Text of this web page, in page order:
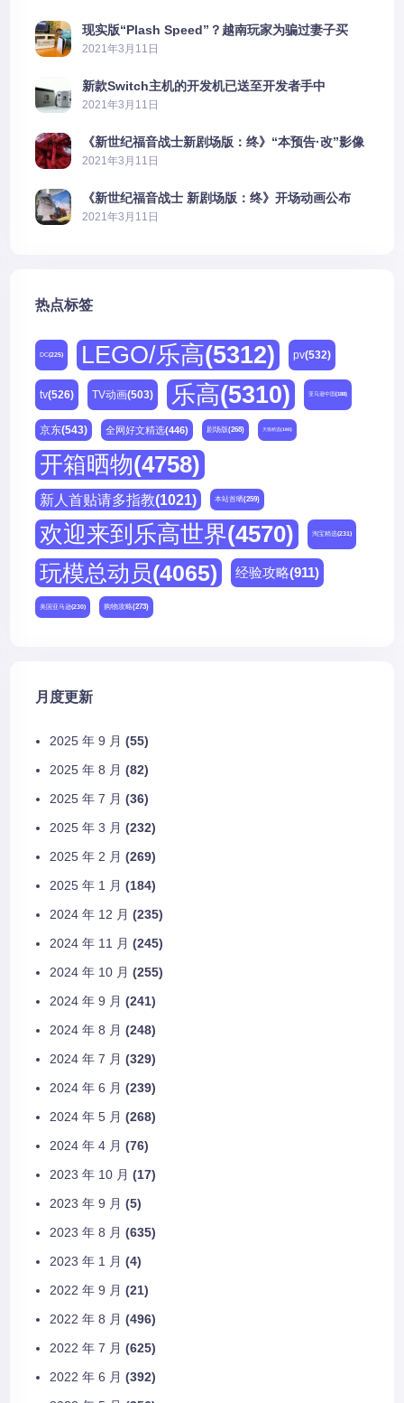
现实版“Plash Speed”？越南玩家为骗过妻子买
PS5上演好戏
2021年3月11日
新款Switch主机的开发机已送至开发者手中
2021年3月11日
《新世纪福音战士新剧场版：终》“本预告·改”影像
公开
2021年3月11日
《新世纪福音战士 新剧场版：终》开场动画公布
2021年3月11日
热点标签
DC(225) LEGO/乐高(5312) pv(532)
tv(526) TV动画(503) 乐高(5310) 亚马逊中国(188)
京东(543) 全网好文精选(446) 剧场版(268) 天猫精选(180)
开箱晒物(4758)
新人首贴请多指教(1021) 本站首晒(259)
欢迎来到乐高世界(4570) 淘宝精选(231)
玩模总动员(4065) 经验攻略(911)
美国亚马逊(230) 购物攻略(273)
月度更新
2025 年 9 月 (55)
2025 年 8 月 (82)
2025 年 7 月 (36)
2025 年 3 月 (232)
2025 年 2 月 (269)
2025 年 1 月 (184)
2024 年 12 月 (235)
2024 年 11 月 (245)
2024 年 10 月 (255)
2024 年 9 月 (241)
2024 年 8 月 (248)
2024 年 7 月 (329)
2024 年 6 月 (239)
2024 年 5 月 (268)
2024 年 4 月 (76)
2023 年 10 月 (17)
2023 年 9 月 (5)
2023 年 8 月 (635)
2023 年 1 月 (4)
2022 年 9 月 (21)
2022 年 8 月 (496)
2022 年 7 月 (625)
2022 年 6 月 (392)